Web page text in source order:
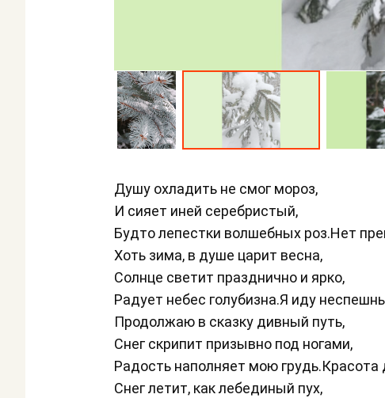
Душу охладить не смог мороз,
И сияет иней серебристый,
Будто лепестки волшебных роз.Нет
Хоть зима, в душе царит весна,
Солнце светит празднично и ярко,
Радует небес голубизна.Я иду
Продолжаю в сказку дивный путь,
Снег скрипит призывно под ногами,
Радость наполняет мою грудь.Красота
Снег летит, как лебединый пух,